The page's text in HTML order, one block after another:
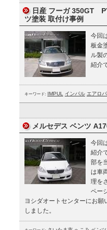
日産 フーガ 350GT
ツ塗装 取付け事例
今回
板金
ル製
紹介
キーワード: IMPUL インパル エアロ
メルセデス ベンツ
今回
紹介
部を
は車
理を
ペー
ヨシダオートセンターにお
しました。